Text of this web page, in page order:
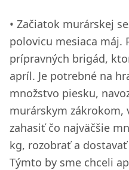
Začiatok murárskej
polovicu mesiaca máj.
prípravných brigád,
apríl. Je potrebné na
množstvo piesku,
murárskym zákrokom,
zahasiť čo najväčšie
kg, rozobrať a
Týmto by sme chceli